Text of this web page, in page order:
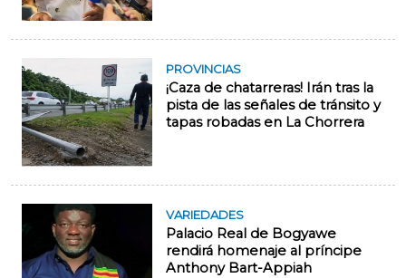
PROVINCIAS
¡Caza de chatarreras! Irán tras la
pista de las señales de tránsito y
tapas robadas en La Chorrera
VARIEDADES
Palacio Real de Bogyawe
rendirá homenaje al príncipe
Anthony Bart-Appiah